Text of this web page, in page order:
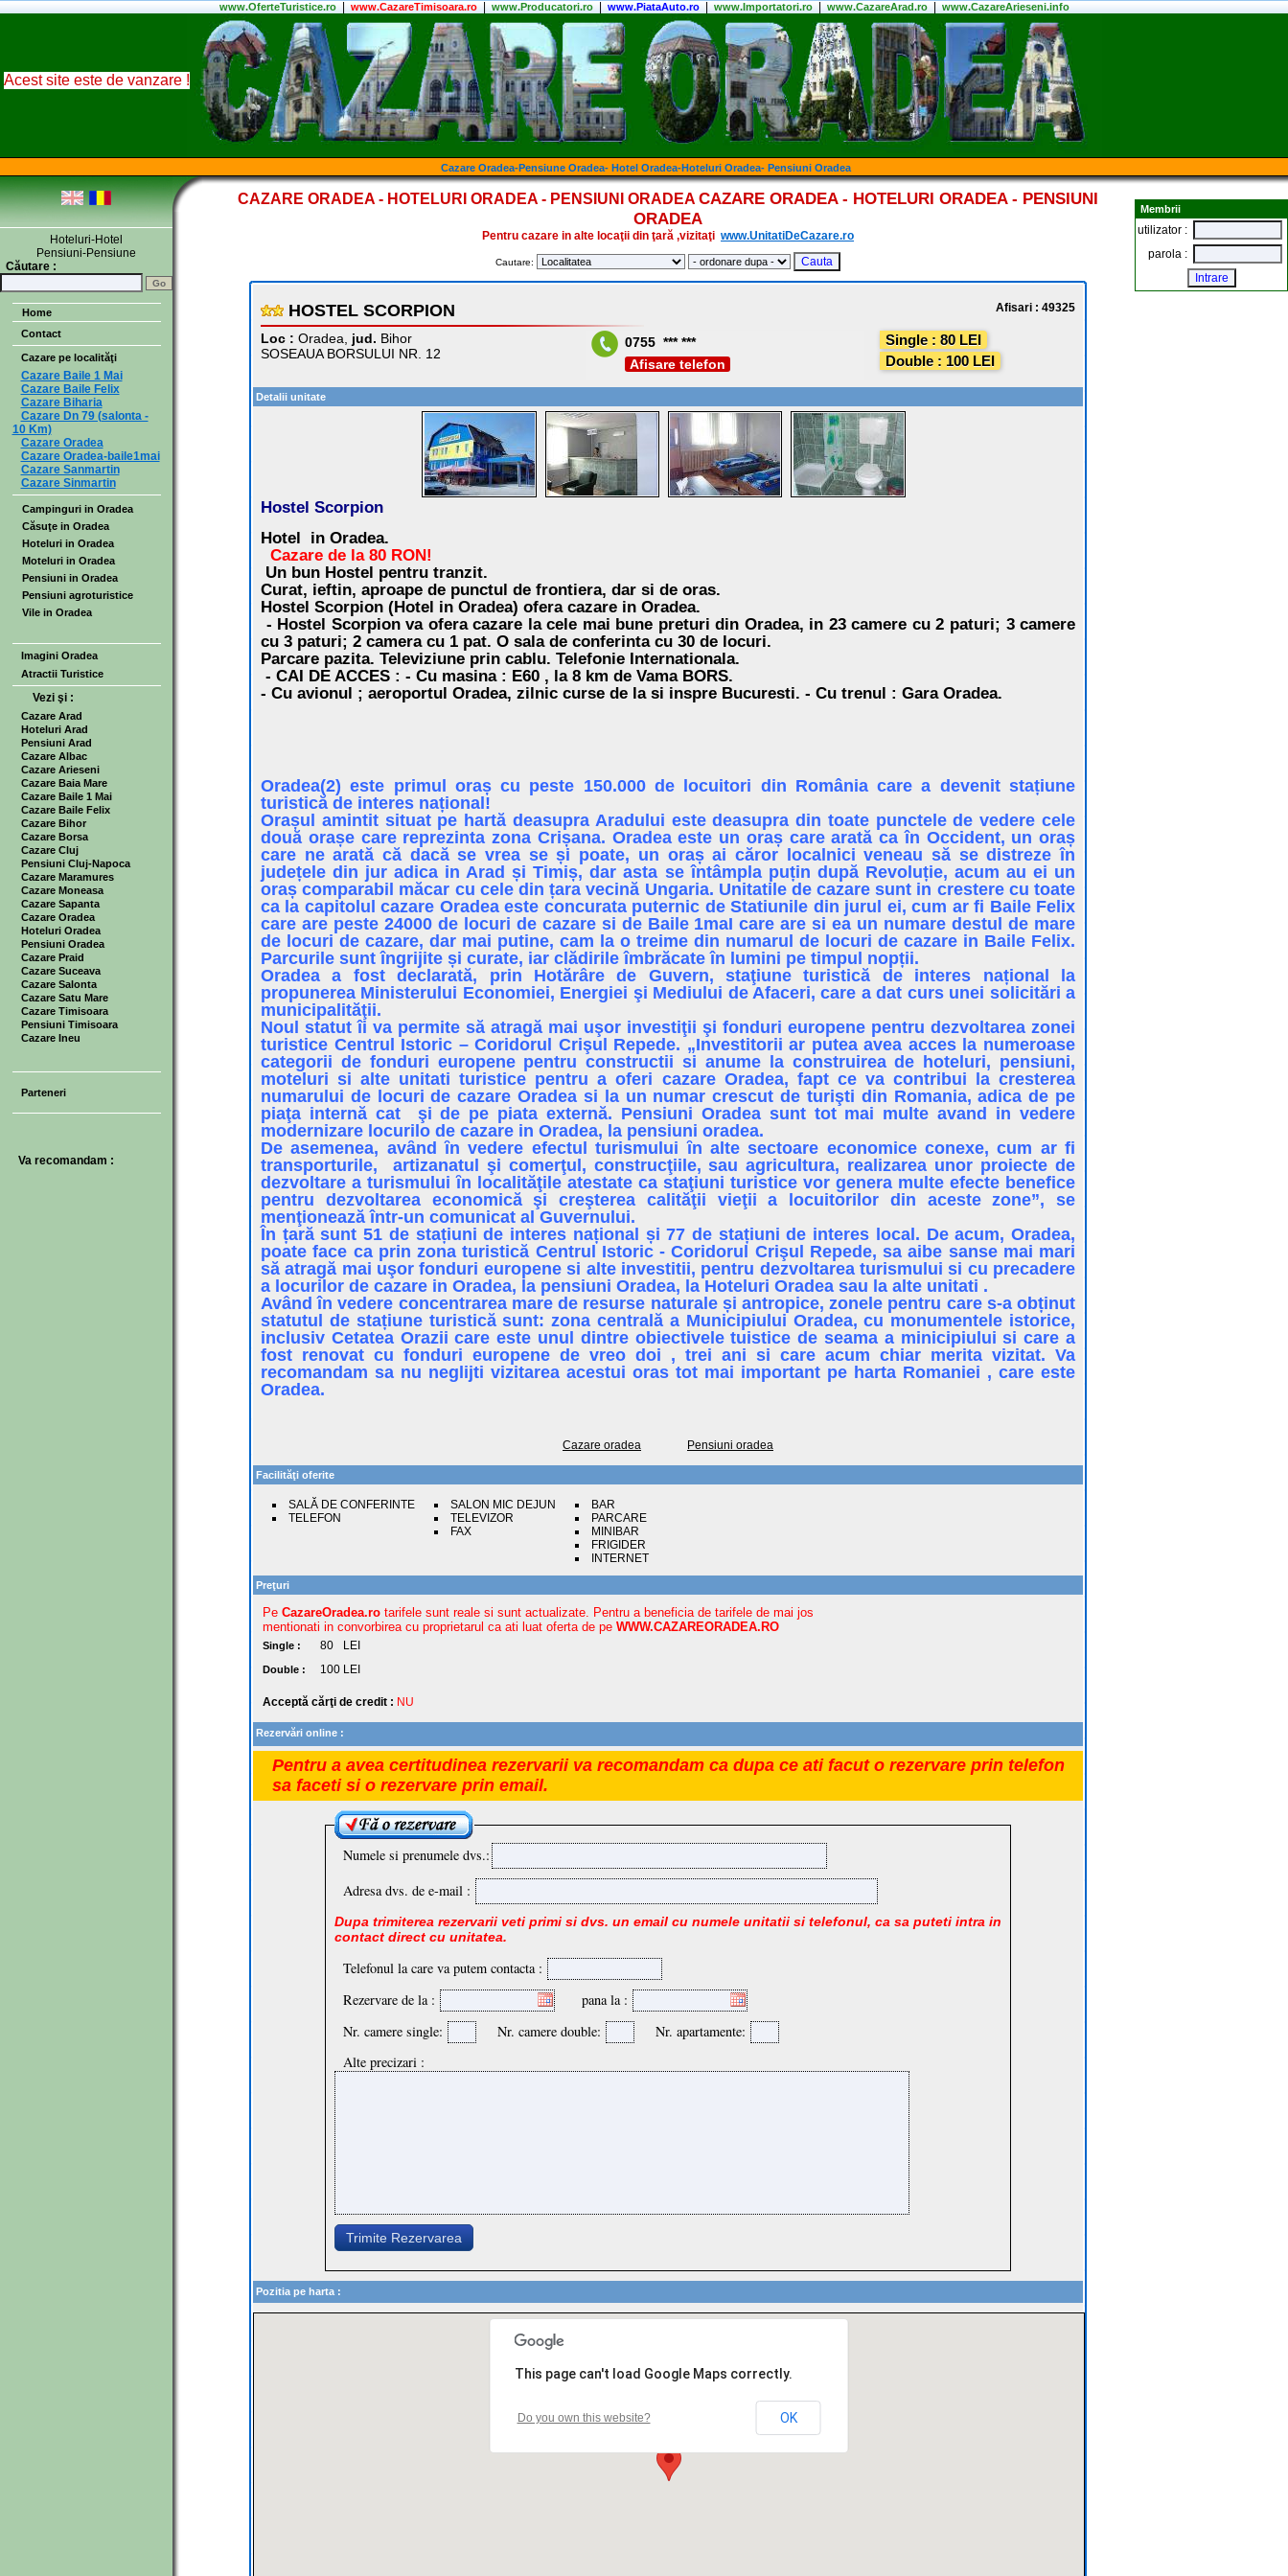
www.OferteTuristice.ro| www.CazareTimisoara.ro| www.Producatori.ro| www.PiataAuto.ro| www.Importatori.ro| www.CazareArad.ro| www.CazareArieseni.info
Acest site este de vanzare !
Cazare Oradea-Pensiune Oradea- Hotel Oradea-Hoteluri Oradea- Pensiuni Oradea
Hoteluri-Hotel
Pensiuni-Pensiune
Căutare :
Home
Contact
Cazare pe localităţi
Cazare Baile 1 Mai
Cazare Baile Felix
Cazare Biharia
Cazare Dn 79 (salonta -
10 Km)
Cazare Oradea
Cazare Oradea-baile1mai
Cazare Sanmartin
Cazare Sinmartin
Campinguri in Oradea
Căsuţe in Oradea
Hoteluri in Oradea
Moteluri in Oradea
Pensiuni in Oradea
Pensiuni agroturistice
Vile in Oradea
Imagini Oradea
Atractii Turistice
Vezi şi :
Cazare Arad
Hoteluri Arad
Pensiuni Arad
Cazare Albac
Cazare Arieseni
Cazare Baia Mare
Cazare Baile 1 Mai
Cazare Baile Felix
Cazare Bihor
Cazare Borsa
Cazare Cluj
Pensiuni Cluj-Napoca
Cazare Maramures
Cazare Moneasa
Cazare Sapanta
Cazare Oradea
Hoteluri Oradea
Pensiuni Oradea
Cazare Praid
Cazare Suceava
Cazare Salonta
Cazare Satu Mare
Cazare Timisoara
Pensiuni Timisoara
Cazare Ineu
Parteneri
Va recomandam :
CAZARE ORADEA - HOTELURI ORADEA - PENSIUNI ORADEA CAZARE ORADEA - HOTELURI ORADEA - PENSIUNI
ORADEA
Pentru cazare in alte locaţii din ţară ,vizitaţi www.UnitatiDeCazare.ro
Cautare:
HOSTEL SCORPION Afisari : 49325
Loc : Oradea, jud. Bihor
SOSEAUA BORSULUI NR. 12
0755 *** ***
Afisare telefon
Single : 80 LEI
Double : 100 LEI
Detalii unitate
Hostel Scorpion
Hotel in Oradea.
Cazare de la 80 RON!
Un bun Hostel pentru tranzit.
Curat, ieftin, aproape de punctul de frontiera, dar si de oras.
Hostel Scorpion (Hotel in Oradea) ofera cazare in Oradea.
- Hostel Scorpionva ofera cazare la cele mai bune preturi din Oradea, in 23 camere cu 2 paturi; 3 camere
cu 3 paturi; 2 camera cu 1 pat. O sala de conferinta cu 30 de locuri.
Parcare pazita. Televiziune prin cablu. Telefonie Internationala.
- CAI DE ACCES : - Cu masina : E60 , la 8 km de Vama BORS.
- Cu avionul ; aeroportul Oradea, zilnic curse de la si inspre Bucuresti. - Cu trenul : Gara Oradea.
Oradea(2) este primul oraș cu peste 150.000 de locuitori din România care a devenit stațiune
turistică de interes național!
Orașul amintit situat pe hartă deasupra Aradului este deasupra din toate punctele de vedere cele
două orașe care reprezinta zona Crișana. Oradea este un oraș care arată ca în Occident, un oraș
care ne arată că dacă se vrea se și poate, un oraș ai căror localnici veneau să se distreze în
județele din jur adica in Arad și Timiș, dar asta se întâmpla puțin după Revoluție, acum au ei un
oraș comparabil măcar cu cele din țara vecină Ungaria. Unitatile de cazare sunt in crestere cu toate
ca la capitolul cazare Oradea este concurata puternic de Statiunile din jurul ei, cum ar fi Baile Felix
care are peste 24000 de locuri de cazare si de Baile 1maI care are si ea un numare destul de mare
de locuri de cazare, dar mai putine, cam la o treime din numarul de locuri de cazare in Baile Felix.
Parcurile sunt îngrijite și curate, iar clădirile îmbrăcate în lumini pe timpul nopții.
Oradea a fost declarată, prin Hotărâre de Guvern, staţiune turistică de interes național la
propunerea Ministerului Economiei, Energiei şi Mediului de Afaceri, care a dat curs unei solicitări a
municipalităţii.
Noul statut îi va permite să atragă mai uşor investiţii şi fonduri europene pentru dezvoltarea zonei
turistice Centrul Istoric – Coridorul Crişul Repede. „Investitorii ar putea avea acces la numeroase
categorii de fonduri europene pentru constructii si anume la construirea de hoteluri, pensiuni,
moteluri si alte unitati turistice pentru a oferi cazare Oradea, fapt ce va contribui la cresterea
numarului de locuri de cazare Oradea si la un numar crescut de turişti din Romania, adica de pe
piaţa internă cat şi de pe piata externă. Pensiuni Oradea sunt tot mai multe avand in vedere
modernizare locurilo de cazare in Oradea, la pensiuni oradea.
De asemenea, avȃnd ȋn vedere efectul turismului ȋn alte sectoare economice conexe, cum ar fi
transporturile, artizanatul şi comerţul, construcţiile, sau agricultura, realizarea unor proiecte de
dezvoltare a turismului ȋn localităţile atestate ca staţiuni turistice vor genera multe efecte benefice
pentru dezvoltarea economică şi creşterea calităţii vieţii a locuitorilor din aceste zone”, se
menţionează într-un comunicat al Guvernului.
În țară sunt 51 de stațiuni de interes național și 77 de stațiuni de interes local. De acum, Oradea,
poate face ca prin zona turistică Centrul Istoric - Coridorul Crişul Repede, sa aibe sanse mai mari
să atragă mai uşor fonduri europene si alte investitii, pentru dezvoltarea turismului si cu precadere
a locurilor de cazare in Oradea, la pensiuni Oradea, la Hoteluri Oradea sau la alte unitati .
Având în vedere concentrarea mare de resurse naturale și antropice, zonele pentru care s-a obținut
statutul de stațiune turistică sunt: zona centrală a Municipiului Oradea, cu monumentele istorice,
inclusiv Cetatea Orazii care este unul dintre obiectivele tuistice de seama a minicipiului si care a
fost renovat cu fonduri europene de vreo doi , trei ani si care acum chiar merita vizitat. Va
recomandam sa nu neglijti vizitarea acestui oras tot mai important pe harta Romaniei , care este
Oradea.
Cazare oradea Pensiuni oradea
Facilităţi oferite
SALĂ DE CONFERINTE
TELEFON
SALON MIC DEJUN
TELEVIZOR
FAX
BAR
PARCARE
MINIBAR
FRIGIDER
INTERNET
Preţuri
Pe CazareOradea.ro tarifele sunt reale si sunt actualizate. Pentru a beneficia de tarifele de mai jos
mentionati in convorbirea cu proprietarul ca ati luat oferta de pe WWW.CAZAREORADEA.RO
Single : 80 LEI
Double : 100 LEI
Acceptă cărţi de credit : NU
Rezervări online :
Pentru a avea certitudinea rezervarii va recomandam ca dupa ce ati facut o rezervare prin telefon
sa faceti si o rezervare prin email.
Numele si prenumele dvs.:
Adresa dvs. de e-mail :
Dupa trimiterea rezervarii veti primi si dvs. un email cu numele unitatii si telefonul, ca sa puteti intra in
contact direct cu unitatea.
Telefonul la care va putem contacta :
Rezervare de la :
pana la :
Nr. camere single:
Nr. camere double:
Nr. apartamente:
Alte precizari :
Trimite Rezervarea
Pozitia pe harta :
This page can't load Google Maps correctly.
Do you own this website? OK
Membrii
utilizator :
parola :